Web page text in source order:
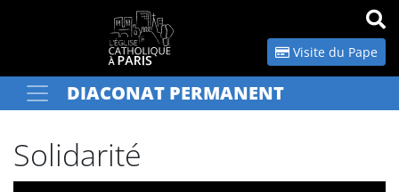
Visite du Pape
Votre rechercheDIACONAT PERMANENT
Solidarité
Panneau de gestion des cookies